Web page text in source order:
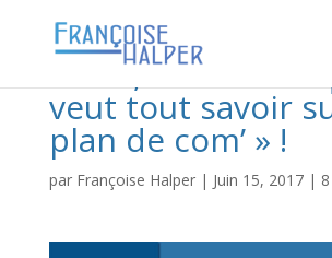
cKiou, le chatbot
veut tout savoir
plan de com’ » !
par Françoise Halper| Juin 15, 2017|